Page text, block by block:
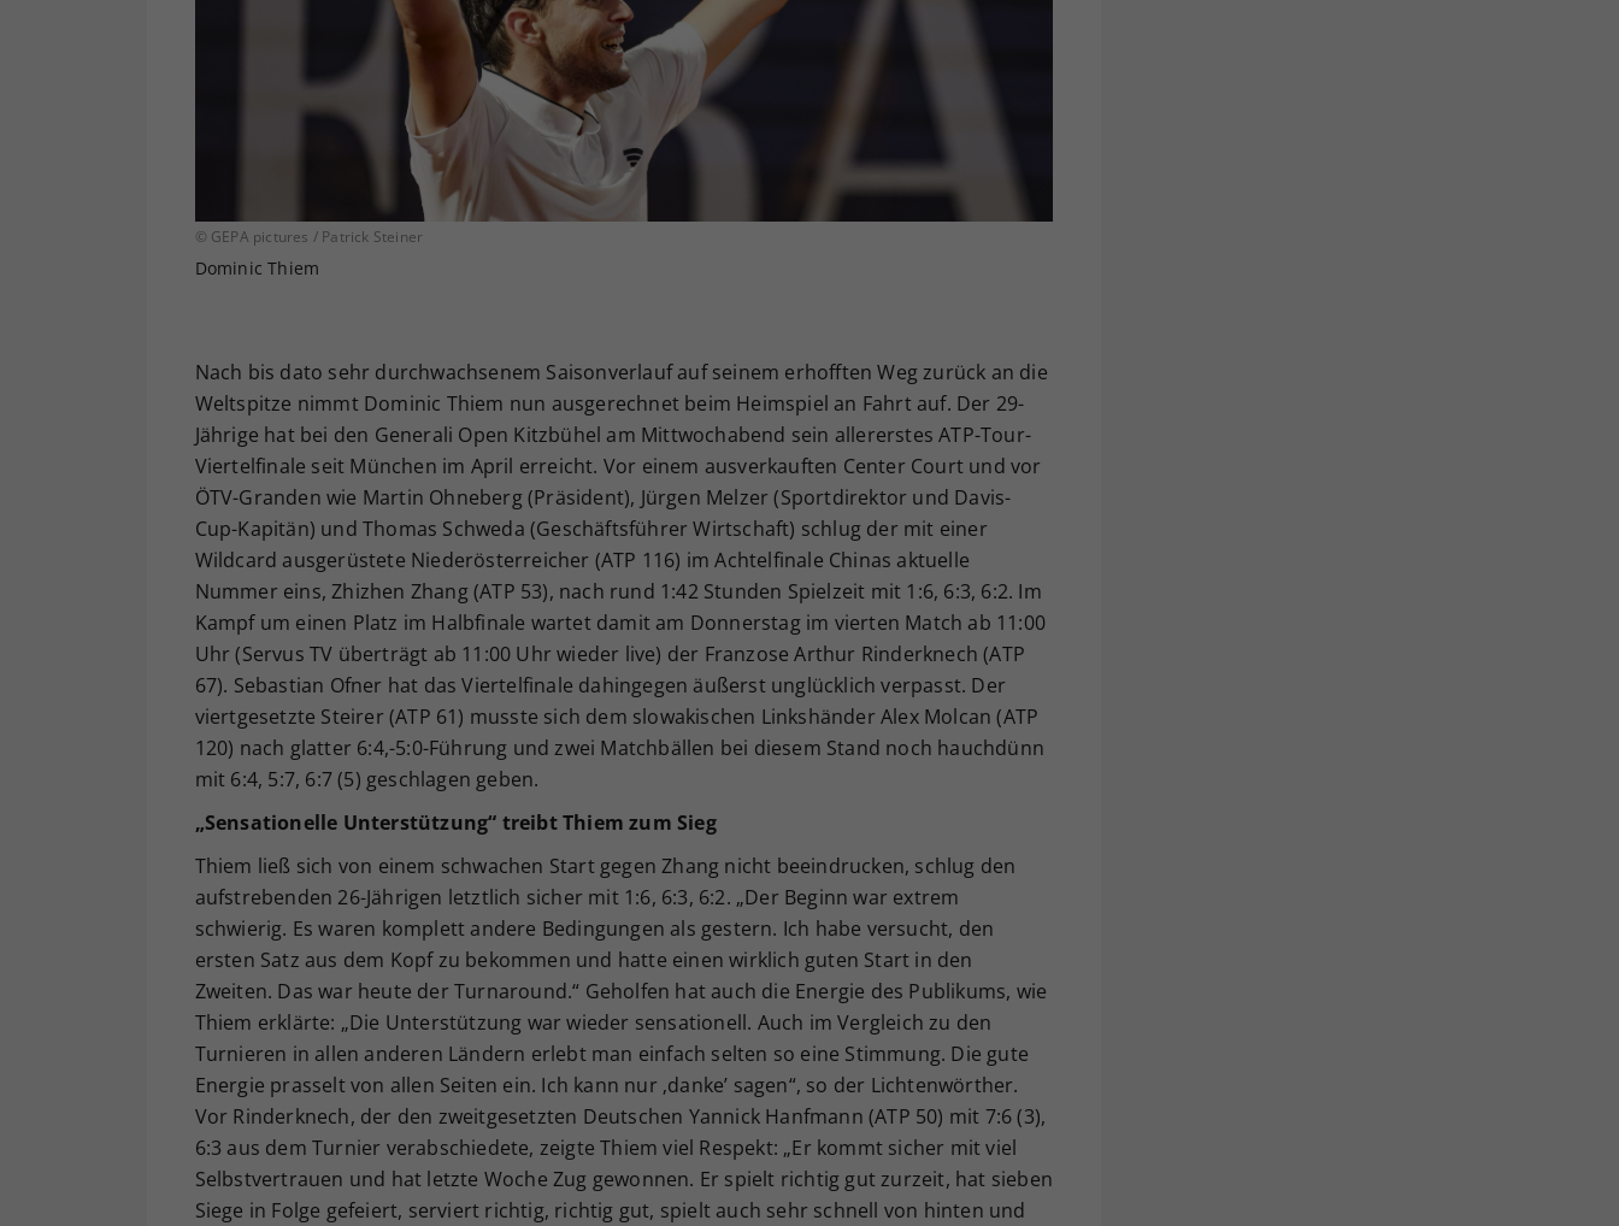
© GEPA pictures / Patrick Steiner
Dominic Thiem
Nach bis dato sehr durchwachsenem Saisonverlauf auf seinem erhofften Weg zurück an die
Weltspitze nimmt Dominic Thiem nun ausgerechnet beim Heimspiel an Fahrt auf. Der 29-
Jährige hat bei den Generali Open Kitzbühel am Mittwochabend sein allererstes ATP-Tour-
Viertelfinale seit München im April erreicht. Vor einem ausverkauften Center Court und vor
ÖTV-Granden wie Martin Ohneberg (Präsident), Jürgen Melzer (Sportdirektor und Davis-
Cup-Kapitän) und Thomas Schweda (Geschäftsführer Wirtschaft) schlug der mit einer
Wildcard ausgerüstete Niederösterreicher (ATP 116) im Achtelfinale Chinas aktuelle
Nummer eins, Zhizhen Zhang (ATP 53), nach rund 1:42 Stunden Spielzeit mit 1:6, 6:3, 6:2. Im
Kampf um einen Platz im Halbfinale wartet damit am Donnerstag im vierten Match ab 11:00
Uhr (Servus TV überträgt ab 11:00 Uhr wieder live) der Franzose Arthur Rinderknech (ATP
67). Sebastian Ofner hat das Viertelfinale dahingegen äußerst unglücklich verpasst. Der
viertgesetzte Steirer (ATP 61) musste sich dem slowakischen Linkshänder Alex Molcan (ATP
120) nach glatter 6:4,-5:0-Führung und zwei Matchbällen bei diesem Stand noch hauchdünn
mit 6:4, 5:7, 6:7 (5) geschlagen geben.
„Sensationelle Unterstützung“ treibt Thiem zum Sieg
Thiem ließ sich von einem schwachen Start gegen Zhang nicht beeindrucken, schlug den
aufstrebenden 26-Jährigen letztlich sicher mit 1:6, 6:3, 6:2. „Der Beginn war extrem
schwierig. Es waren komplett andere Bedingungen als gestern. Ich habe versucht, den
ersten Satz aus dem Kopf zu bekommen und hatte einen wirklich guten Start in den
Zweiten. Das war heute der Turnaround.“ Geholfen hat auch die Energie des Publikums, wie
Thiem erklärte: „Die Unterstützung war wieder sensationell. Auch im Vergleich zu den
Turnieren in allen anderen Ländern erlebt man einfach selten so eine Stimmung. Die gute
Energie prasselt von allen Seiten ein. Ich kann nur ‚danke’ sagen“, so der Lichtenwörther.
Vor Rinderknech, der den zweitgesetzten Deutschen Yannick Hanfmann (ATP 50) mit 7:6 (3),
6:3 aus dem Turnier verabschiedete, zeigte Thiem viel Respekt: „Er kommt sicher mit viel
Selbstvertrauen und hat letzte Woche Zug gewonnen. Er spielt richtig gut zurzeit, hat sieben
Siege in Folge gefeiert, serviert richtig, richtig gut, spielt auch sehr schnell von hinten und
Ihrer vorgenommen Einstellungen, falls der
Webseiten-Betreiber dies eingestellt hat.